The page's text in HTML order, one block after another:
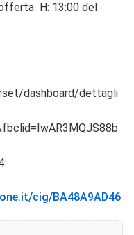
H: 13:00 del
dashboard/dettagli
cig/BA48A9AD46